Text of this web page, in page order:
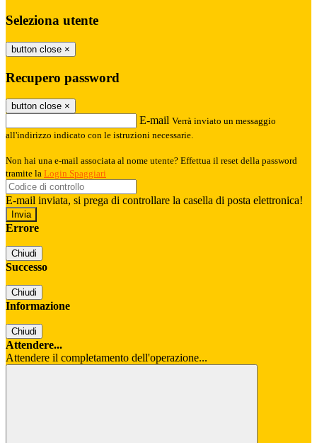
Seleziona utente
button close ×
Recupero password
button close ×
E-mail Verrà inviato un messaggio
all'indirizzo indicato con le istruzioni necessarie.
Non hai una e-mail associata al nome utente? Effettua il reset della password
tramite la Login Spaggiari
E-mail inviata, si prega di controllare la casella di posta elettronica!
Errore
Chiudi
Successo
Chiudi
Informazione
Chiudi
Attendere...
Attendere il completamento dell'operazione...